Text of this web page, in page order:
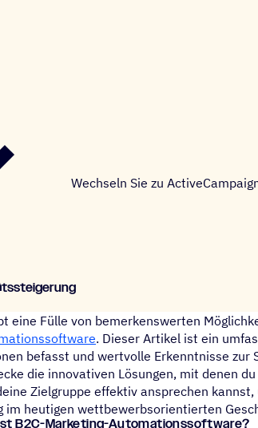
Wechseln Sie zu
eine Fülle von bemerkenswerten
. Dieser Artikel ist ein
befasst und wertvolle Erkenntnisse
die innovativen Lösungen, mit denen
Zielgruppe effektiv ansprechen
im heutigen wettbewerbsorientierten
B2C-Marketing-Automationssoftware?